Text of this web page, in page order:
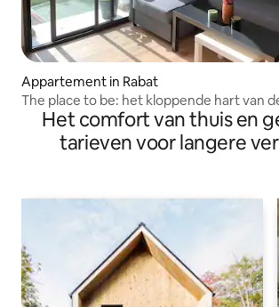
Appartement in Rabat
The place to be: het kloppende hart van
Het comfort van thuis en
tarieven voor langere